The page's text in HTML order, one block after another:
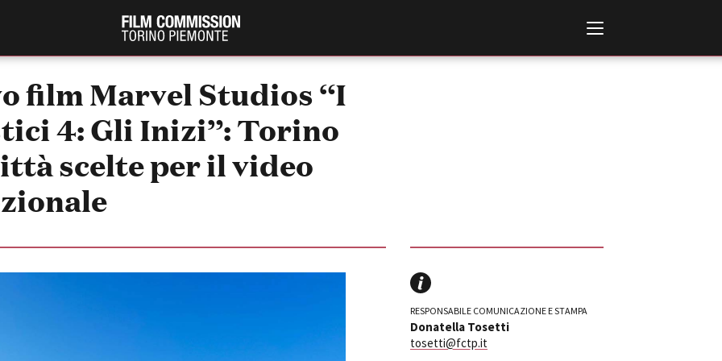
International Film Festival Rotterdam
Filmfestspiele Berlin
Biografilm Festival - Bio to B Industry
film Marvel Studios “I
4: Gli Inizi”: Torino
scelte per il video
RESPONSABILE COMUNICAZIONE E STAMPA
Donatella Tosetti
tosetti@fctp.it